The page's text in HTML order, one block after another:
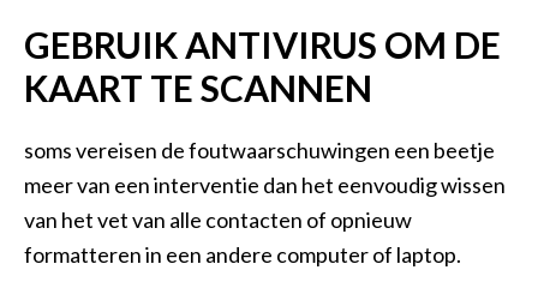
GEBRUIK ANTIVIRUS OM DE
KAART TE SCANNEN
soms vereisen de foutwaarschuwingen een beetje
meer van een interventie dan het eenvoudig wissen
van het vet van alle contacten of opnieuw
formatteren in een andere computer of laptop.